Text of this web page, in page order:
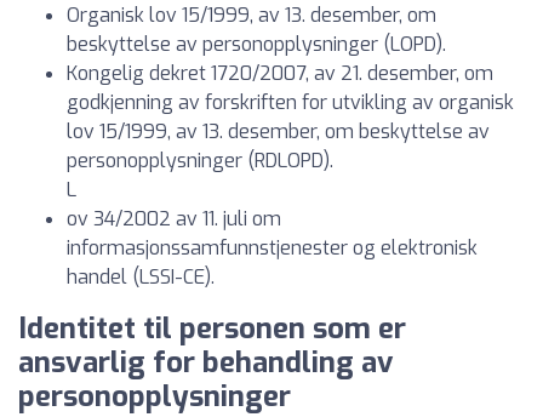
Organisk lov 15/1999, av 13. desember, om
beskyttelse av personopplysninger (LOPD).
Kongelig dekret 1720/2007, av 21. desember, om
godkjenning av forskriften for utvikling av organisk
lov 15/1999, av 13. desember, om beskyttelse av
personopplysninger (RDLOPD).
L
ov 34/2002 av 11. juli om
informasjonssamfunnstjenester og elektronisk
handel (LSSI-CE).
Identitet til personen som er
ansvarlig for behandling av
personopplysninger